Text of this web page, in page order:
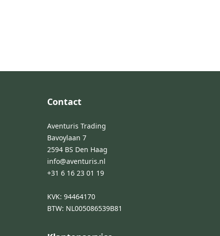
Contact
Aventuris Trading
Bavoylaan 7
2594 BS Den Haag
info@aventuris.nl
+31 6 16 23 01 19
KVK: 94464170
BTW: NL005086539B81